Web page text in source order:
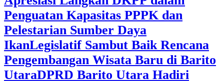
Penguatan Kapasitas PPPK dan
Pelestarian Sumber Daya
IkanLegislatif Sambut Baik Rencana
Pengembangan Wisata Baru di Barito
UtaraDPRD Barito Utara Hadiri